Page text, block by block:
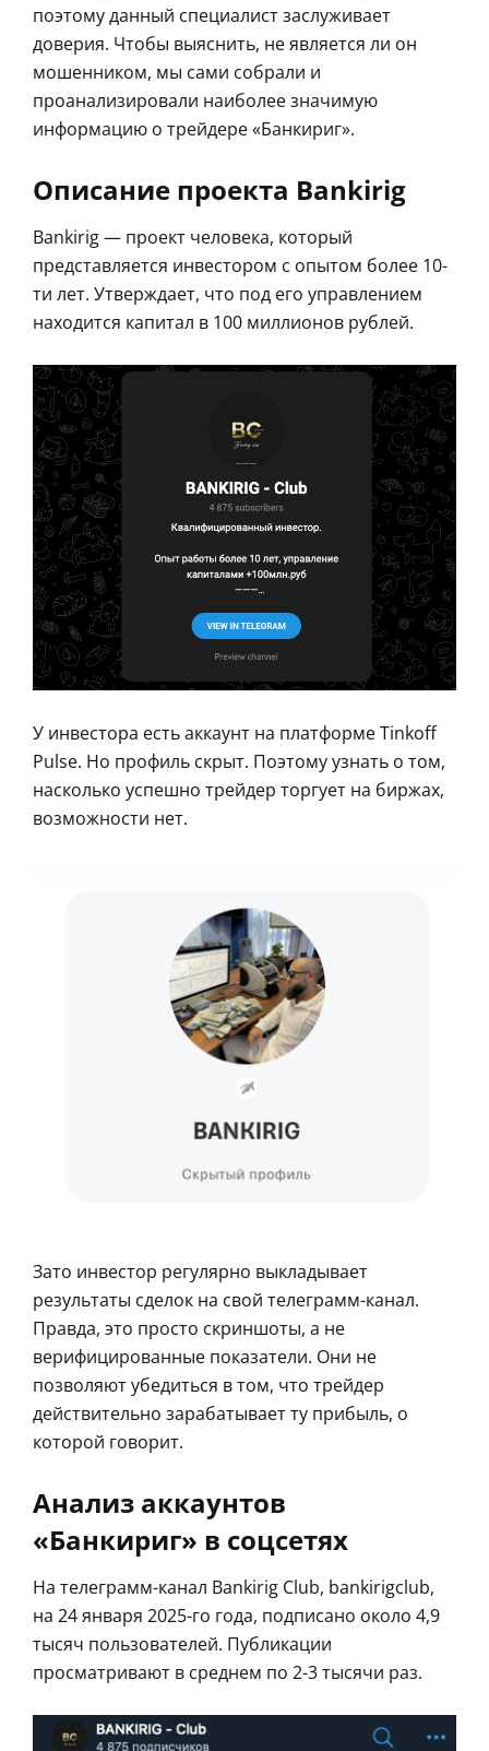
поэтому данный специалист заслуживает
доверия. Чтобы выяснить, не является ли он
мошенником, мы сами собрали и
проанализировали наиболее значимую
информацию о трейдере «Банкириг».
Описание проекта Bankirig
Bankirig — проект человека, который
представляется инвестором с опытом более 10-
ти лет. Утверждает, что под его управлением
находится капитал в 100 миллионов рублей.
У инвестора есть аккаунт на платформе Tinkoff
Pulse. Но профиль скрыт. Поэтому узнать о том,
насколько успешно трейдер торгует на биржах,
возможности нет.
Зато инвестор регулярно выкладывает
результаты сделок на свой телеграмм-канал.
Правда, это просто скриншоты, а не
верифицированные показатели. Они не
позволяют убедиться в том, что трейдер
действительно зарабатывает ту прибыль, о
которой говорит.
Анализ аккаунтов
«Банкириг» в соцсетях
На телеграмм-канал Bankirig Club, bankirigclub,
на 24 января 2025-го года, подписано около 4,9
тысяч пользователей. Публикации
просматривают в среднем по 2-3 тысячи раз.